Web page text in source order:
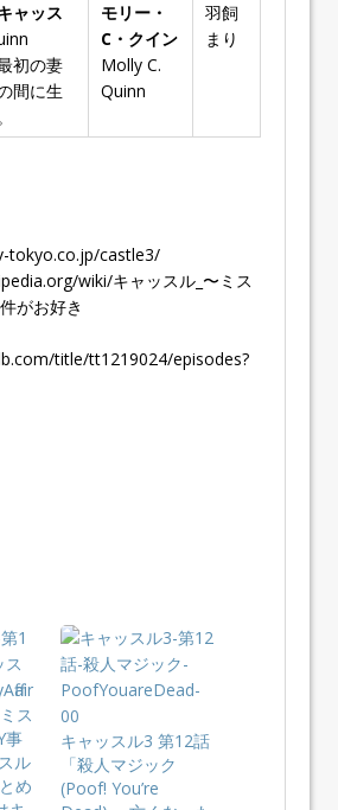
ャッス
初の妻
間に生
モリー・
C・クイン
Molly C.
Quinn
羽飼
まり
tokyo.co.jp/castle3/
wiki/キャッスル_〜ミス
がお好き
title/tt1219024/episodes?
ス
事
ル
め
キャッスル3 第12話
「殺人マジック
(Poof! You’re